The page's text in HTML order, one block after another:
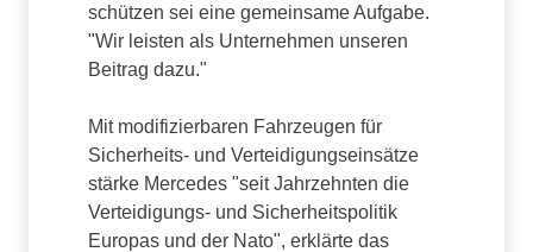
schützen sei eine gemeinsame Aufgabe.
"Wir leisten als Unternehmen unseren
Beitrag dazu."
Mit modifizierbaren Fahrzeugen für
Sicherheits- und Verteidigungseinsätze
stärke Mercedes "seit Jahrzehnten die
Verteidigungs- und Sicherheitspolitik
Europas und der Nato", erklärte das